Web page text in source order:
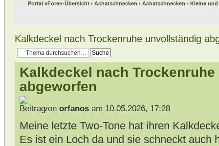
Portal»Foren-Übersicht ‹ Achatschnecken ‹ Achatschnecken - Kleine
Kalkdeckel nach Trockenruhe unvollständig
Kalkdeckel nach
abgeworfen
von orfanosam 10.05.2026, 17:28
Meine letzte Two-Tone hat ihren
Es ist ein Loch da und sie schneckt auch